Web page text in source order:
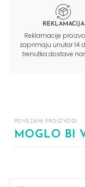
REKLAMACIJA
Reklamacije
zaprimaju unutar 14
trenutka dostave
POVEZANI PROIZVODI
MOGLO BI